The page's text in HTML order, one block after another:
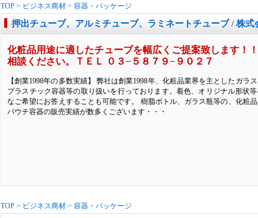
TOP > ビジネス商材 > 容器・パッケージ
押出チューブ、アルミチューブ、ラミネートチューブ / 株式
化粧品用途に適したチューブを幅広くご提案致します！
相談ください。ＴＥＬ ０３−５８７９−９０２７
【創業1998年の多数実績】 弊社は創業1998年、化粧品業界を主としたガラス
プラスチック容器等の取り扱いを行っております。着色、オリジナル形状等
なご希望にお答えすることも可能です。 樹脂ボトル、ガラス瓶等の、化粧品
パウチ容器の販売実績が数多くございます・・・
TOP > ビジネス商材 > 容器・パッケージ